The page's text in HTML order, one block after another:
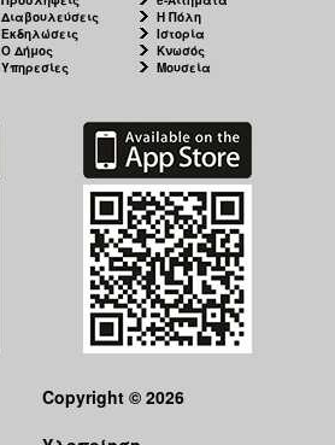
Διαβουλεύσεις
Εκδηλώσεις
Ο Δήμος
Υπηρεσίες
Η Πόλη
Ιστορία
Κνωσός
Μουσεία
Copyright © 2026